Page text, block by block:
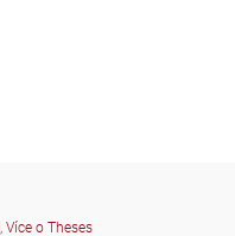
, Více o Theses